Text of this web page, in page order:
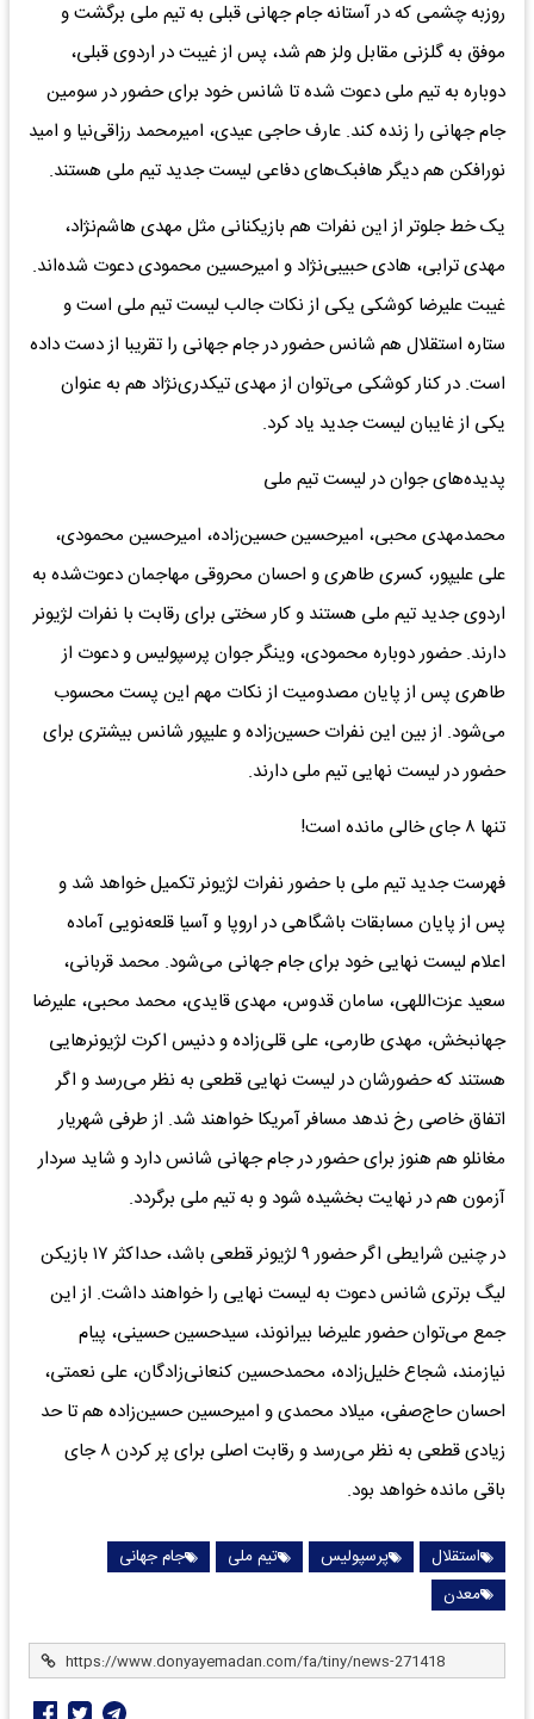
روزبه چشمی که در آستانه جام جهانی قبلی به تیم ملی برگشت و
موفق به گلزنی مقابل ولز هم شد، پس از غیبت در اردوی قبلی،
دوباره به تیم ملی دعوت شده تا شانس خود برای حضور در سومین
جام جهانی را زنده کند. عارف حاجی عیدی، امیرمحمد رزاقی‌نیا و امید
نورافکن هم دیگر هافبک‌های دفاعی لیست جدید تیم ملی هستند.
یک خط جلوتر از این نفرات هم بازیکنانی مثل مهدی هاشم‌نژاد،
مهدی ترابی، هادی حبیبی‌نژاد و امیرحسین محمودی دعوت شده‌اند.
غیبت علیرضا کوشکی یکی از نکات جالب لیست تیم ملی است و
ستاره استقلال هم شانس حضور در جام جهانی را تقریبا از دست داده
است. در کنار کوشکی می‌توان از مهدی تیکدری‌نژاد هم به عنوان
یکی از غایبان لیست جدید یاد کرد.
پدیده‌های جوان در لیست تیم ملی
محمدمهدی محبی، امیرحسین حسین‌زاده، امیرحسین محمودی،
علی علیپور، کسری طاهری و احسان محروقی مهاجمان دعوت‌شده به
اردوی جدید تیم ملی هستند و کار سختی برای رقابت با نفرات لژیونر
دارند. حضور دوباره محمودی، وینگر جوان پرسپولیس و دعوت از
طاهری پس از پایان مصدومیت از نکات مهم این پست محسوب
می‌شود. از بین این نفرات حسین‌زاده و علیپور شانس بیشتری برای
حضور در لیست نهایی تیم ملی دارند.
تنها ۸ جای خالی مانده است!
فهرست جدید تیم ملی با حضور نفرات لژیونر تکمیل خواهد شد و
پس از پایان مسابقات باشگاهی در اروپا و آسیا قلعه‌نویی آماده
اعلام لیست نهایی خود برای جام جهانی می‌شود. محمد قربانی،
سعید عزت‌اللهی، سامان قدوس، مهدی قایدی، محمد محبی، علیرضا
جهانبخش، مهدی طارمی، علی قلی‌زاده و دنیس اکرت لژیونر‌هایی
هستند که حضورشان در لیست نهایی قطعی به نظر می‌رسد و اگر
اتفاق خاصی رخ ندهد مسافر آمریکا خواهند شد. از طرفی شهریار
مغانلو هم هنوز برای حضور در جام جهانی شانس دارد و شاید سردار
آزمون هم در نهایت بخشیده شود و به تیم ملی برگردد.
در چنین شرایطی اگر حضور ۹ لژیونر قطعی باشد، حداکثر ۱۷ بازیکن
لیگ برتری شانس دعوت به لیست نهایی را خواهند داشت. از این
جمع می‌توان حضور علیرضا بیرانوند، سیدحسین حسینی، پیام
نیازمند، شجاع خلیل‌زاده، محمدحسین کنعانی‌زادگان، علی نعمتی،
احسان حاج‌صفی، میلاد محمدی و امیرحسین حسین‌زاده هم تا حد
زیادی قطعی به نظر می‌رسد و رقابت اصلی برای پر کردن ۸ جای
باقی مانده خواهد بود.
استقلال پرسپولیس تیم ملی
جام جهانی
معدن